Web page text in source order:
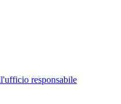
responsabile